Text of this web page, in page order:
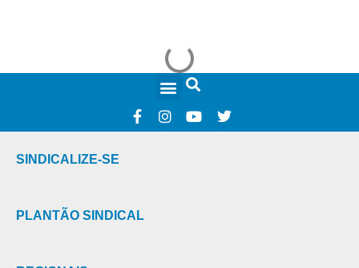
SINDICALIZE-SE
PLANTÃO SINDICAL